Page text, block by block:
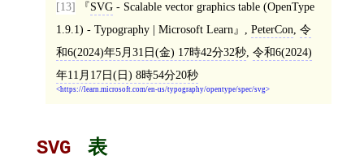
[13] SVG- Scalable vector graphics table (OpenType
1.9.1) - Typography | Microsoft Learn
, PeterCon, 令
和6(2024)年5月31日(金) 17時42分32秒, 令和6(2024)
年11月17日(日) 8時54分20秒
https://learn.microsoft.com/en-us/typography/opentype/spec/svg
SVG 表